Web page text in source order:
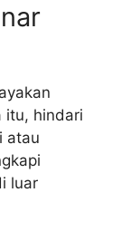
itu, hindari
atau
luar